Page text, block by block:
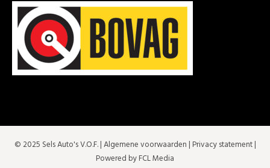
© 2025 Sels Auto's V.O.F. |Algemene voorwaarden | Privacy statement|
Powered by FCL Media